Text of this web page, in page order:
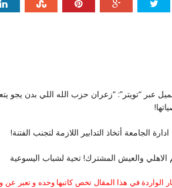
عبر “تويتر”: “زعران حزب الله اللي بدن يجو
الجامعة أتخاذ التدابير اللازمة لتجنب الفتنة!
الاهلي والعيش المشترك! تحية لشباب اليسوعية
الواردة في هذا المقال تخص كاتبها وحده و